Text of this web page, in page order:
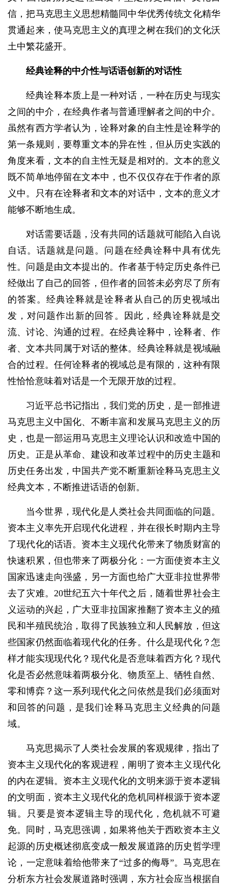
信，把马克思主义思想精髓同中华优秀传统文化精华
贯通起来，使马克思主义的真理之树在我们的文化沃
土中繁花盛开。
经典诠释的中介性与话语创新的对话性
经典诠释本质上是一种对话，一种在历史与现实
之间的中介，在经典作者与普通理解者之间的中介。
虽然有西方学者认为，诠释对象的自主性是诠释学的
第一条规则，要尊重文本的异在性，但从历史实践的
角度来看，文本的自主性无疑是相对的。文本的意义
既不简单地停留在文本中，也不仅仅存在于作者的原
义中。只有在诠释者和文本的对话中，文本的意义才
能够不断地生成。
对话需要话题，没有共同的话题就可能陷入自说
自话。话题就是问题。问题在经典诠释中具有优先
性。问题是由文本提出的。作者基于特定历史条件已
经做出了自己的回答，但作者的回答未必穷尽了所有
的答案。经典诠释就是诠释者从自己的历史视域出
发，对问题作出新的回答。因此，经典诠释就是交
流、讨论、沟通的过程。在经典诠释中，诠释者、作
者、文本共同属于对话的整体。经典诠释就是视域融
合的过程。任何诠释者的视域总是有限的，这种有限
性恰恰意味着对话是一个无限开放的过程。
习近平总书记指出，我们党的历史，是一部推进
马克思主义中国化、不断丰富和发展马克思主义的历
史，也是一部运用马克思主义理论认识和改造中国的
历史。正是从革命、建设和改革过程中的历史主题和
历史任务出发，中国共产党不断重新诠释马克思主义
经典文本，不断推进话语的创新。
当今世界，现代化是人类社会共同面临的问题。
资本主义率先开启现代化进程，并在很长时期内主导
了现代化的话语。资本主义现代化带来了物质财富的
快速积累，但也带来了两极分化：一方面使资本主义
国家迅速走向强盛，另一方面也给广大亚非拉世界带
去了灾难。20世纪五六十年代之后，随着世界社会主
义运动的兴起，广大亚非拉国家推翻了资本主义的殖
民和半殖民统治，取得了民族独立和人民解放，但这
些国家仍然面临着现代化的任务。什么是现代化？怎
样才能实现现代化？现代化是否意味着西方化？现代
化是否必然意味着两极分化、物质至上、牺牲自然、
零和博弈？这一系列现代化之问依然是我们必须面对
和回答的问题，是我们诠释马克思主义经典的问题
域。
马克思揭示了人类社会发展的客观规律，指出了
资本主义现代化的客观进程，阐明了资本主义现代化
的内在逻辑。资本主义现代化的文明来源于资本逻辑
的文明面，资本主义现代化的危机同样根源于资本逻
辑。只要是资本逻辑主导的现代化，危机就不可避
免。同时，马克思强调，如果将他关于西欧资本主义
起源的历史概述彻底变成一般发展道路的历史哲学理
论，一定意味着给他带来了“过多的侮辱”。马克思在
分析东方社会发展道路时强调，东方社会应当根据自